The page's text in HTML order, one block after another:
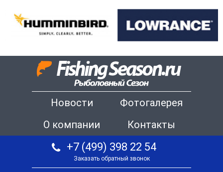
Новости
Фотогалерея
О компании
Контакты
+7 (499) 398 22 54
Заказать обратный звонок